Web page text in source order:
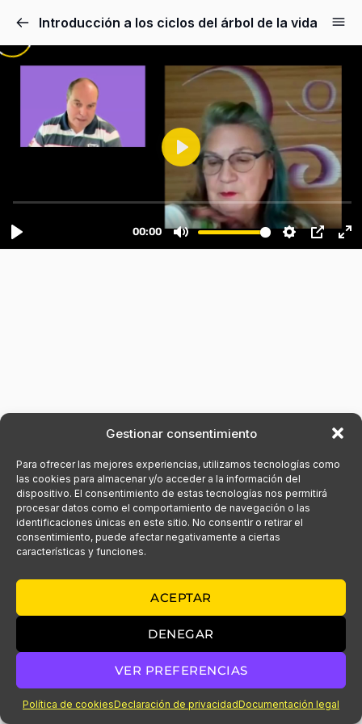
Gestionar consentimiento
Para ofrecer las mejores experiencias, utilizamos tecnologías como
las cookies para almacenar y/o acceder a la información del
dispositivo. El consentimiento de estas tecnologías nos permitirá
procesar datos como el comportamiento de navegación o las
identificaciones únicas en este sitio. No consentir o retirar el
consentimiento, puede afectar negativamente a ciertas
características y funciones.
ACEPTAR
DENEGAR
VER PREFERENCIAS
Política de cookiesDeclaración de privacidadDocumentación legal
Introducción a los ciclos del árbol de la vida
Anterior Siguiente